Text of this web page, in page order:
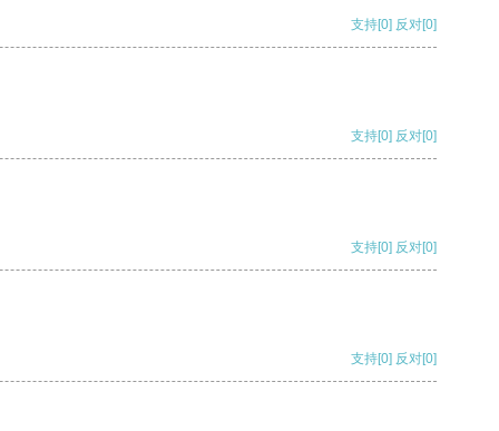
支持[0] 反对[0]
支持[0] 反对[0]
支持[0] 反对[0]
支持[0] 反对[0]